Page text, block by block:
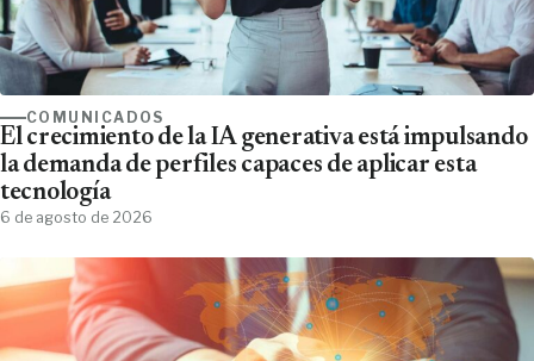
COMUNICADOS
El crecimiento de la IA generativa está impulsando
la demanda de perfiles capaces de aplicar esta
tecnología
6 de agosto de 2026